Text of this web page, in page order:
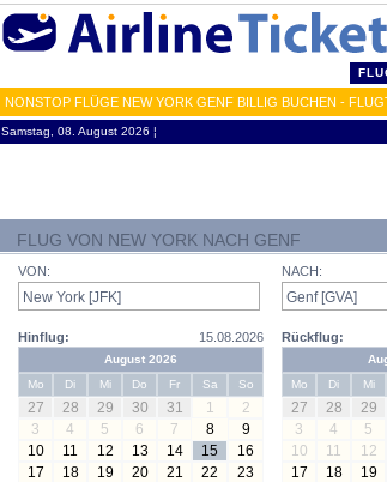
NONSTOP FLÜGE NEW YORK GENF BILLIG BUCHEN -
Samstag, 08. August 2026 ¦
FLUG VON NEW YORK NACH GENF
VON:
Hinflug: 15.08.2026
August 2026
Mo
Di Mi Do Fr Sa So
27 28 29 30 31 1
2
3
4 5 6 7 8
9
10
11 12 13 14 15
16
17
18 19 20 21 22
23
NACH:
Rückflug:
Mo
Di Mi
27 28 29
3
4 5
10
11 12
17
18 19